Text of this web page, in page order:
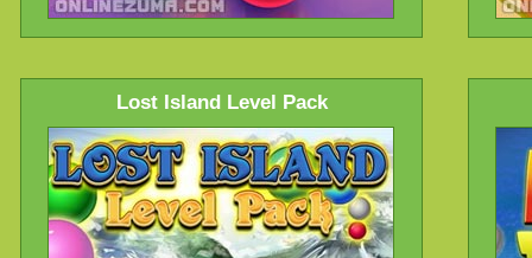
Lost Island Level Pack